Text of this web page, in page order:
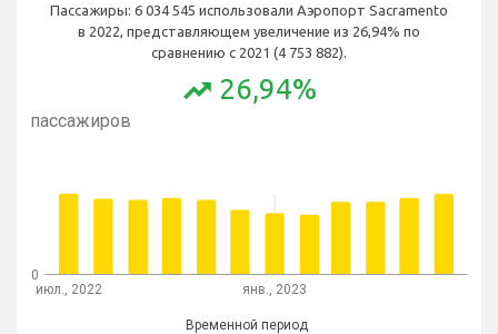
Пассажиры: 6 034 545 использовали Аэропорт Sacramento
в 2022, представляющем увеличение из 26,94% по
сравнению с 2021 (4 753 882).
trending_up 26,94%
Ежемесячное количество коммерческих
пассажиров
июл., 2022 янв., 2023
Временной период
0